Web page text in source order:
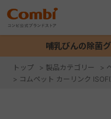
哺乳びんの除菌
トップ > 製品カテゴリー >
> コムペット カーリンク